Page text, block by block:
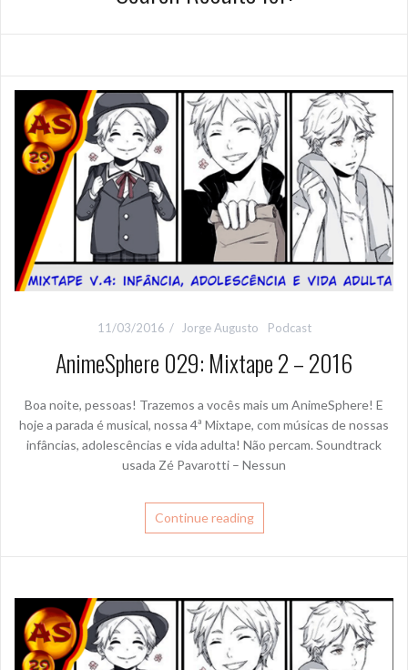
11/03/2016 Jorge Augusto Podcast
AnimeSphere 029: Mixtape 2 – 2016
Boa noite, pessoas! Trazemos a vocês mais um AnimeSphere! E
hoje a parada é musical, nossa 4ª Mixtape, com músicas de nossas
infâncias, adolescências e vida adulta! Não percam. Soundtrack
usada Zé Pavarotti – Nessun
Continue reading